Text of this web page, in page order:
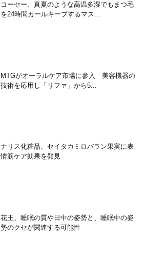
コーセー、真夏のような高温多湿でもまつ毛
を24時間カールキープするマス...
MTGがオーラルケア市場に参入 美容機器の
技術を応用し「リファ」から5...
ナリス化粧品、セイタカミロバラン果実に表
情筋ケア効果を発見
花王、睡眠の質や日中の姿勢と、睡眠中の姿
勢のクセが関連する可能性